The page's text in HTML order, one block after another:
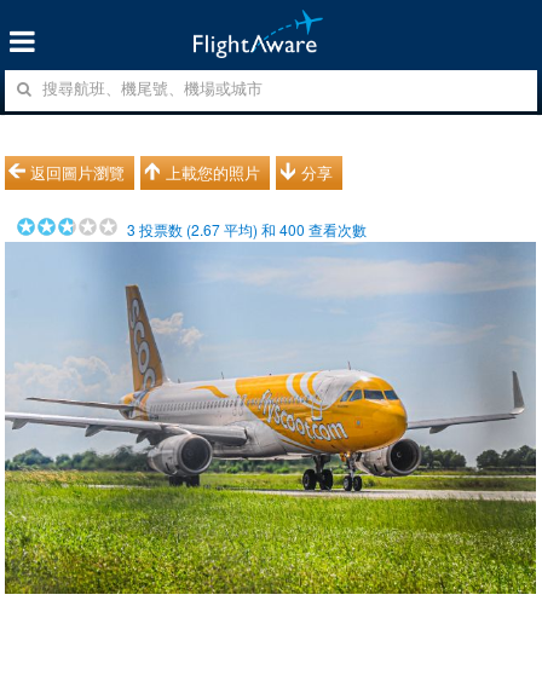
返回圖片瀏覽 上載您的照片 分享
3 投票数 (2.67平均) 和400 查看次數